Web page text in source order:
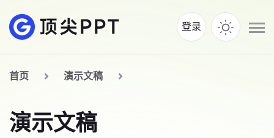
登录
首页 演示文稿
演示文稿